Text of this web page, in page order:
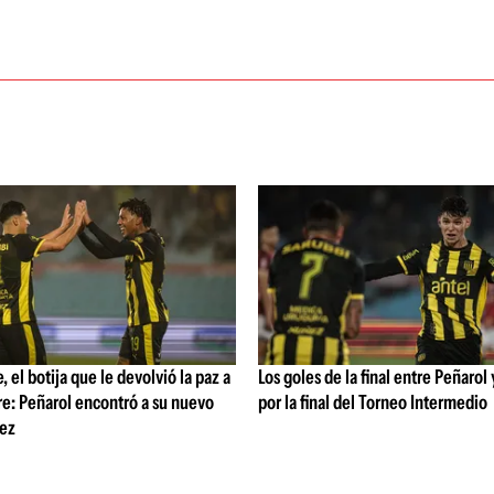
el botija que le devolvió la paz a
Peñarol encontró a su nuevo
Los goles de la final entre Peñarol
por la final del Torneo Intermedio